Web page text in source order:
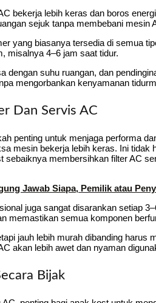
bekerja lebih keras dan boros
sejuk tanpa membebani mesin
yang biasanya tersedia di semua
misalnya 4–6 jam saat tidur.
dengan suhu ruangan, dan
mengorbankan kenyamanan
Dan Servis AC
penting untuk menjaga performa
mesin bekerja lebih keras. Ini tidak
membersihkan filter AC
Jawab Siapa, Pemilik atau
juga sangat disarankan setiap
memastikan semua komponen
jauh lebih murah dibanding harus
akan lebih awet dan nyaman
Bijak